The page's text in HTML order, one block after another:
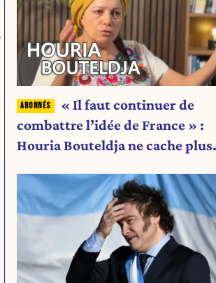
« Il faut continuer de
combattre l’idée de France » :
Houria Bouteldja ne cache plus